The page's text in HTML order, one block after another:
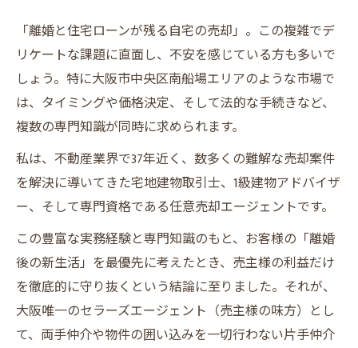
「離婚と住宅ローンが残る自宅の売却」。この複雑でデ
リケートな課題に直面し、不安を感じている方も多いで
しょう。特に大阪市中央区南船場エリアのような市場で
は、タイミングや価格決定、そして法的な手続きなど、
複数の専門知識が同時に求められます。
私は、不動産業界で37年近く、数多くの難解な売却案件
を解決に導いてきた宅地建物取引士、1級建物アドバイザ
ー、そして専門資格である任意売却エージェントです。
この豊富な実務経験と専門知識のもと、お客様の「離婚
後の新生活」を最優先に考えたとき、売主様の利益だけ
を徹底的に守り抜くという結論に至りました。それが、
大阪唯一のセラーズエージェント（売主様の味方）とし
て、両手仲介や物件の囲い込みを一切行わない片手仲介